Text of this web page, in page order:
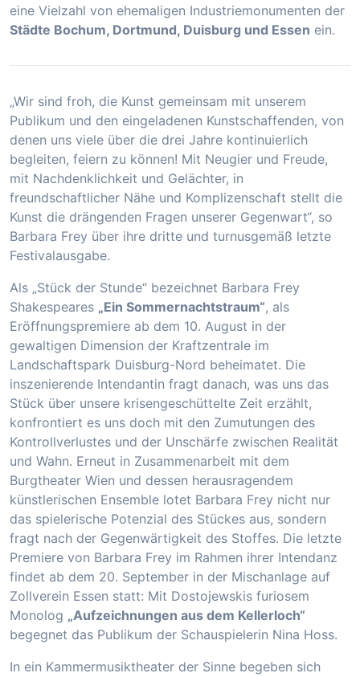
eine Vielzahl von ehemaligen Industriemonumenten der
Städte Bochum, Dortmund, Duisburg und Essen ein.
„Wir sind froh, die Kunst gemeinsam mit unserem
Publikum und den eingeladenen Kunstschaffenden, von
denen uns viele über die drei Jahre kontinuierlich
begleiten, feiern zu können! Mit Neugier und Freude,
mit Nachdenklichkeit und Gelächter, in
freundschaftlicher Nähe und Komplizenschaft stellt die
Kunst die drängenden Fragen unserer Gegenwart“, so
Barbara Frey über ihre dritte und turnusgemäß letzte
Festivalausgabe.
Als „Stück der Stunde“ bezeichnet Barbara Frey
Shakespeares „Ein Sommernachtstraum“, als
Eröffnungspremiere ab dem 10. August in der
gewaltigen Dimension der Kraftzentrale im
Landschaftspark Duisburg-Nord beheimatet. Die
inszenierende Intendantin fragt danach, was uns das
Stück über unsere krisengeschüttelte Zeit erzählt,
konfrontiert es uns doch mit den Zumutungen des
Kontrollverlustes und der Unschärfe zwischen Realität
und Wahn. Erneut in Zusammenarbeit mit dem
Burgtheater Wien und dessen herausragendem
künstlerischen Ensemble lotet Barbara Frey nicht nur
das spielerische Potenzial des Stückes aus, sondern
fragt nach der Gegenwärtigkeit des Stoffes. Die letzte
Premiere von Barbara Frey im Rahmen ihrer Intendanz
findet ab dem 20. September in der Mischanlage auf
Zollverein Essen statt: Mit Dostojewskis furiosem
Monolog „Aufzeichnungen aus dem Kellerloch“
begegnet das Publikum der Schauspielerin Nina Hoss.
In ein Kammermusiktheater der Sinne begeben sich